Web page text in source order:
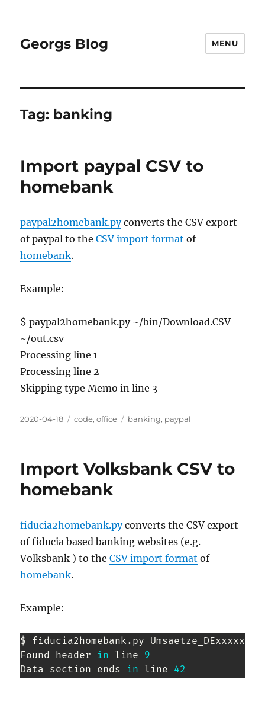
Georgs Blog MENU
Tag: banking
Import paypal CSV to
homebank
paypal2homebank.pyconverts the CSV export
of paypal to theCSV import format of
homebank.
Example:
$ paypal2homebank.py ~/bin/Download.CSV
~/out.csv
Processing line 1
Processing line 2
Skipping type Memo in line 3
Posted
2020-04-18 Categories
code,office Tags
banking, paypal
Import Volksbank CSV to
homebank
fiducia2homebank.pyconverts the CSV export
of fiducia based banking websites (e.g.
Volksbank ) to theCSV import format of
homebank.
Example:
$ fiducia2homebank.py
Found header in line 9
Data section ends in line 42